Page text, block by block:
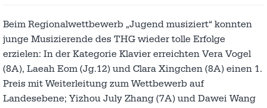
Beim Regionalwettbewerb „Jugend musiziert“ konnten
junge Musizierende des THG wieder tolle Erfolge
erzielen: In der Kategorie Klavier erreichten Vera Vogel
(8A), Laeah Eom (Jg.12) und Clara Xingchen (8A) einen 1.
Preis mit Weiterleitung zum Wettbewerb auf
Landesebene; Yizhou July Zhang (7A) und Dawei Wang